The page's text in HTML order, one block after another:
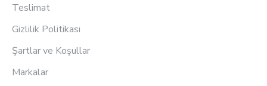
Teslimat
Gizlilik Politikası
Şartlar ve Koşullar
Markalar